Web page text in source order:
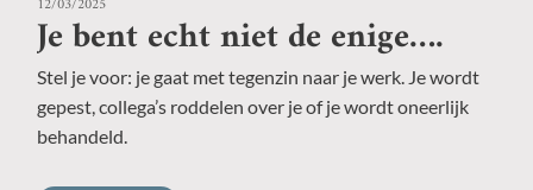
12/03/2025
Je bent echt niet de enige….
Stel je voor: je gaat met tegenzin naar je werk. Je wordt
gepest, collega’s roddelen over je of je wordt oneerlijk
behandeld.